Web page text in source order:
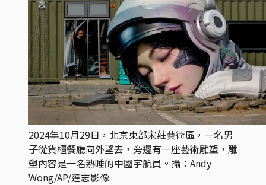
2024年10月29日，北京東部宋莊藝術區，一名男
子從貨櫃餐廳向外望去，旁邊有一座藝術雕塑，雕
塑內容是一名熟睡的中國宇航員。攝：Andy
Wong/AP/達志影像